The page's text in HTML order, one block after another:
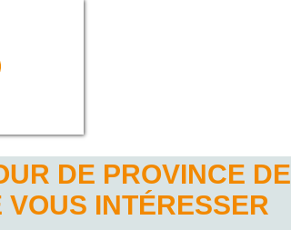
DE PROVINCE DE
INTÉRESSER